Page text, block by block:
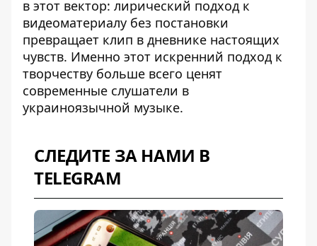
в этот вектор: лирический подход к
видеоматериалу без постановки
превращает клип в дневнике настоящих
чувств. Именно этот искренний подход к
творчеству больше всего ценят
современные слушатели в
украиноязычной музыке.
СЛЕДИТЕ ЗА НАМИ В
TELEGRAM